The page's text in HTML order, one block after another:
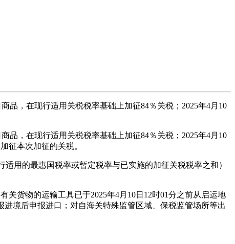
，在现行适用关税税率基础上加征84％关税；2025年4月10
，在现行适用关税税率基础上加征84％关税；2025年4月10
征本次加征的关税。
用的最惠国税率或暂定税率与已实施的加征关税税率之和）
货物的运输工具已于2025年4月10日12时01分之前从启运地
境后申报进口；对自海关特殊监管区域、保税监管场所等出